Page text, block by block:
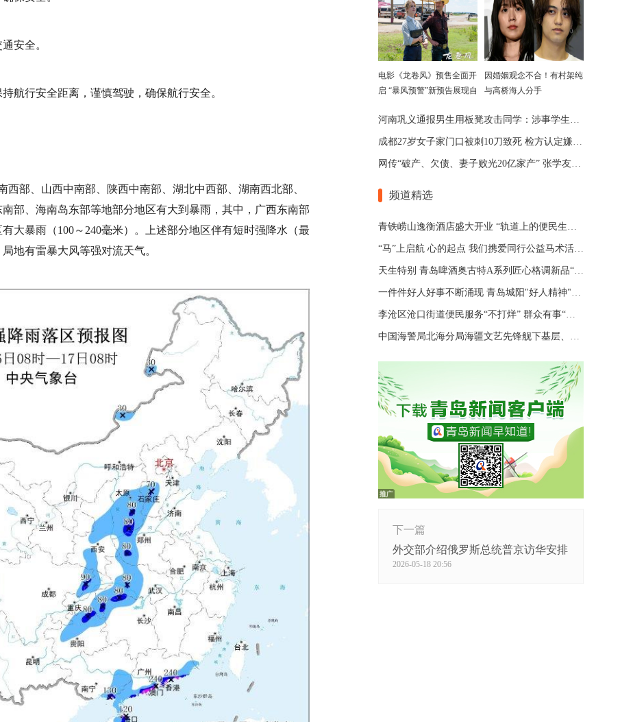
安全。
航行安全距离，谨慎驾驶，确保航行安全。
西部、山西中南部、陕西中南部、湖北中西部、湖南西北部、
部、海南岛东部等地部分地区有大到暴雨，其中，广西东南部
大暴雨（100～240毫米）。上述部分地区伴有短时强降水（最
地有雷暴大风等强对流天气。
电影《龙卷风》预售全面开
启 “暴风预警”新预告展现自
因婚姻观念不合！有村架纯
与高桥海人分手
河南巩义通报男生用板凳攻击同学：涉事学生已被劝退
成都27岁女子家门口被刺10刀致死 检方认定嫌犯患精神分裂
网传“破产、欠债、妻子败光20亿家产” 张学友回应了
频道精选
青铁崂山逸衡酒店盛大开业 “轨道上的便民生活圈”渐行渐近
“马”上启航 心的起点 我们携爱同行公益马术活动 在青岛博洋马术俱乐部举办
天生特别 青岛啤酒奥古特A系列匠心格调新品“特别”登场
一件件好人好事不断涌现 青岛城阳"好人精神"擦亮城市文明底色
李沧区沧口街道便民服务“不打烊” 群众有事“随时办”
中国海警局北海分局海疆文艺先锋舰下基层、进码头、上海岛巡演
下一篇
外交部介绍俄罗斯总统普京访华安排
2026-05-18 20:56